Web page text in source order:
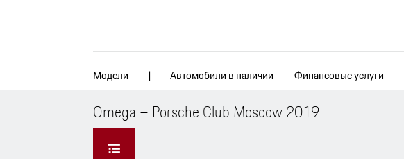
Модели Автомобили в наличии Финансовые услуги
Omega – Porsche Club Moscow 2019